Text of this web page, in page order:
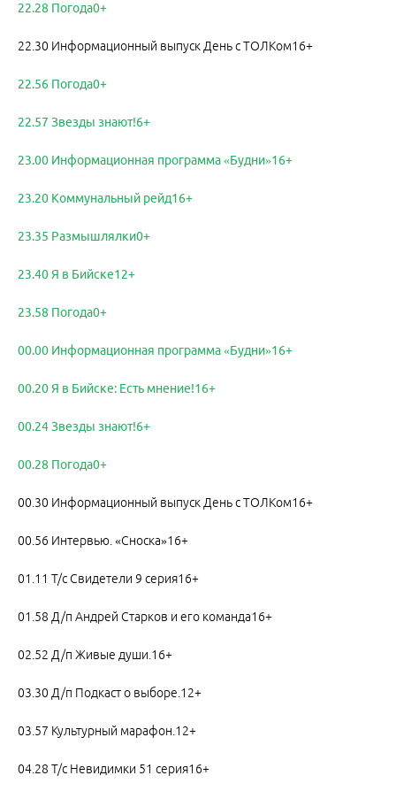
22.28 Погода0+
22.30 Информационный выпуск День с ТОЛКом16+
22.56 Погода0+
22.57 Звезды знают!6+
23.00 Информационная программа «Будни»16+
23.20 Коммунальный рейд16+
23.35 Размышлялки0+
23.40 Я в Бийске12+
23.58 Погода0+
00.00 Информационная программа «Будни»16+
00.20 Я в Бийске: Есть мнение!16+
00.24 Звезды знают!6+
00.28 Погода0+
00.30 Информационный выпуск День с ТОЛКом16+
00.56 Интервью. «Сноска»16+
01.11 Т/с Свидетели 9 серия16+
01.58 Д/п Андрей Старков и его команда16+
02.52 Д/п Живые души.16+
03.30 Д/п Подкаст о выборе.12+
03.57 Культурный марафон.12+
04.28 Т/с Невидимки 51 серия16+